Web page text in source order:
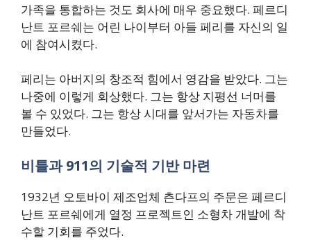
가족을 통합하는 것도 회사에 매우 중요했다. 페르디
난트 포르쉐는 어린 나이부터 아들 페리를 자신의 일
에 참여시켰다.
페리는 아버지의 창조적 힘에서 영감을 받았다. 그는
나중에 이렇게 회상했다. 그는 항상 지평선 너머를
볼 수 있었다. 그는 항상 시대를 앞서가는 자동차를
만들었다.
비틀과 911의 기술적 기반 마련
1932년 오토바이 제조업체 츤다프의 주문은 페르디
난트 포르쉐에게 열정 프로젝트인 소형차 개발에 착
수할 기회를 주었다.